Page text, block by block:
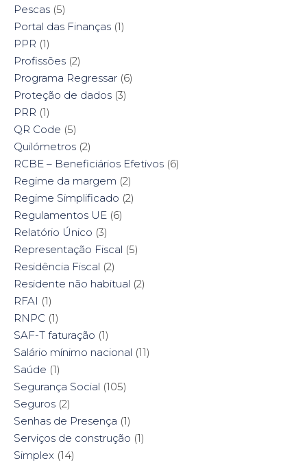
Pescas (5)
Portal das Finanças (1)
PPR (1)
Profissões (2)
Programa Regressar (6)
Proteção de dados (3)
PRR (1)
QR Code (5)
Quilómetros (2)
RCBE – Beneficiários Efetivos (6)
Regime da margem (2)
Regime Simplificado (2)
Regulamentos UE (6)
Relatório Único (3)
Representação Fiscal (5)
Residência Fiscal (2)
Residente não habitual (2)
RFAI (1)
RNPC (1)
SAF-T faturação (1)
Salário mínimo nacional (11)
Saúde (1)
Segurança Social (105)
Seguros (2)
Senhas de Presença (1)
Serviços de construção (1)
Simplex (14)